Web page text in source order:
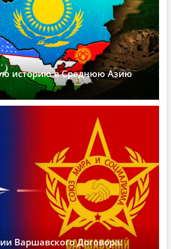
историю в Среднюю Азию
Варшавского Договора: